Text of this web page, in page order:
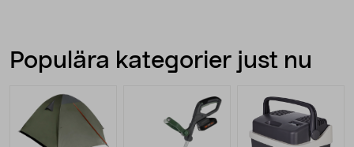
Populära kategorier just nu